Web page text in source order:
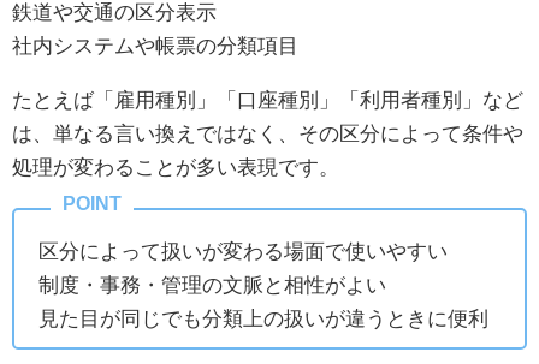
鉄道や交通の区分表示
社内システムや帳票の分類項目
たとえば「雇用種別」「口座種別」「利用者種別」など
は、単なる言い換えではなく、その区分によって条件や
処理が変わることが多い表現です。
区分によって扱いが変わる場面で使いやすい
制度・事務・管理の文脈と相性がよい
見た目が同じでも分類上の扱いが違うときに便利